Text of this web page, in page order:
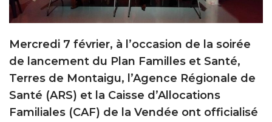
Mercredi 7 février, à l’occasion de la soirée
de lancement du Plan Familles et Santé,
Terres de Montaigu, l’Agence Régionale de
Santé (ARS) et la Caisse d’Allocations
Familiales (CAF) de la Vendée ont officialisé